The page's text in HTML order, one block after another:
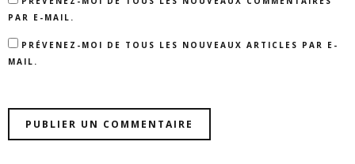
PAR E-MAIL.
PRÉVENEZ-MOI DE TOUS LES NOUVEAUX ARTICLES PAR E-
MAIL.